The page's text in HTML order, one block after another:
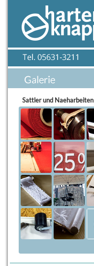
Sattler und Naeharbeiten